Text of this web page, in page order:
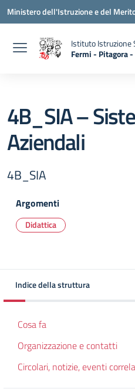
Vai ai contenuti
Vai al menu di navigazione
Vai al footer
Ministero dell'Istruzione e del
Istituto Istruzione
Fermi - Pitagora -
— Visita la pagina
4B_SIA –
Aziendali
4B_SIA
Argomenti
Didattica
Indice della struttura
Cosa fa
Organizzazione e contatti
Circolari, notizie, eventi